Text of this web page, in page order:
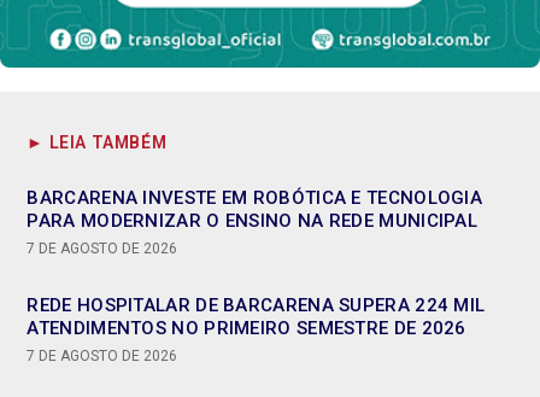
► LEIA TAMBÉM
BARCARENA INVESTE EM ROBÓTICA E TECNOLOGIA
PARA MODERNIZAR O ENSINO NA REDE MUNICIPAL
7 DE AGOSTO DE 2026
REDE HOSPITALAR DE BARCARENA SUPERA 224 MIL
ATENDIMENTOS NO PRIMEIRO SEMESTRE DE 2026
7 DE AGOSTO DE 2026